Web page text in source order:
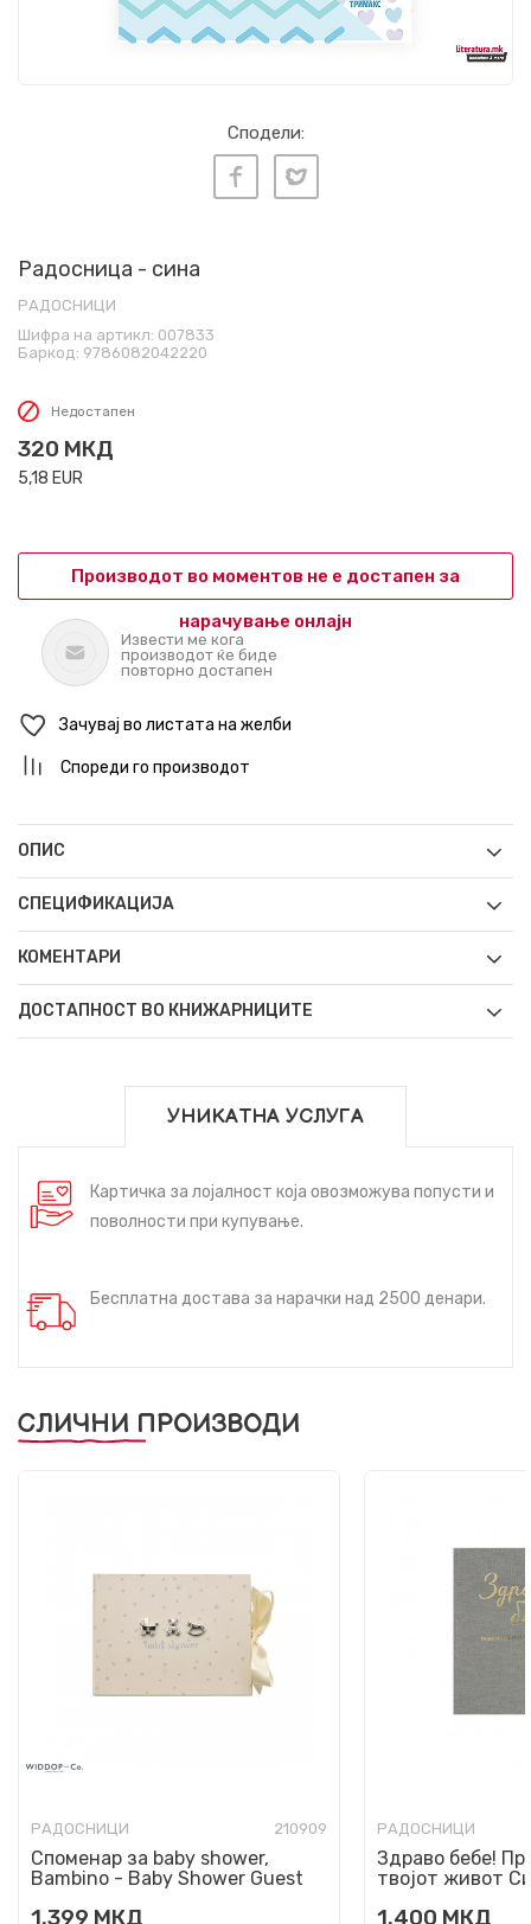
Сподели:
Радосница - сина
РАДОСНИЦИ
Шифра на артикл: 007833
Баркод: 9786082042220
Недостапен
320 МКД
5,18 EUR
Производот во моментов не е достапен за
нарачување онлајн
Извести ме кога
производот ќе биде
повторно достапен
Зачувај во листата на желби
Спореди го производот
ОПИС
СПЕЦИФИКАЦИЈА
КОМЕНТАРИ
ДОСТАПНОСТ ВО КНИЖАРНИЦИТЕ
УНИКАТНА УСЛУГА
Картичка за лојалност која овозможува попусти и
поволности при купување.
Бесплатна достава за нарачки над 2500 денари.
СЛИЧНИ ПРОИЗВОДИ
РАДОСНИЦИ 210909
Споменар за baby shower,
Bambino - Baby Shower Guest
1.399 МКД
РАДОСНИЦИ
Здраво бебе!
твојот живот
1.400 МКД